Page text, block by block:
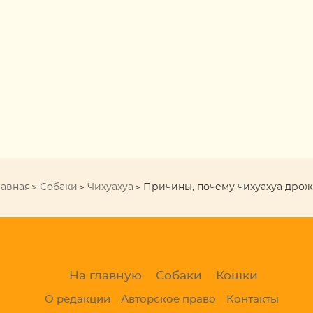
Собаки Чихуахуа Причины, почему чихуахуа
На главную Собаки Кошки
О редакции Авторское право Контакты